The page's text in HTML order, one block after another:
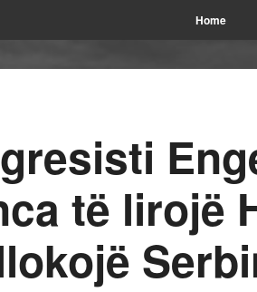
Home
të lirojë